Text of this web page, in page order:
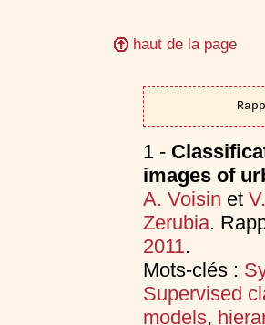
haut de la page
1 -
images of
A. Voisin et
Zerubia.
2011.
Mots-clés :
Supervised
models,